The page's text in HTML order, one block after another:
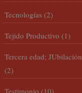
Tecnologías (2)
Tejido Productivo (1)
Tercera edad; JUbilación
(2)
Testimonio (10)